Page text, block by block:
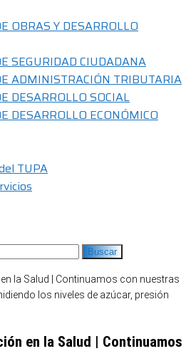
OBRAS Y DESARROLLO
SEGURIDAD CIUDADANA
ADMINISTRACIÓN TRIBUTARIA
DESARROLLO SOCIAL
DESARROLLO ECONÓMICO
TUPA
en la Salud | Continuamos